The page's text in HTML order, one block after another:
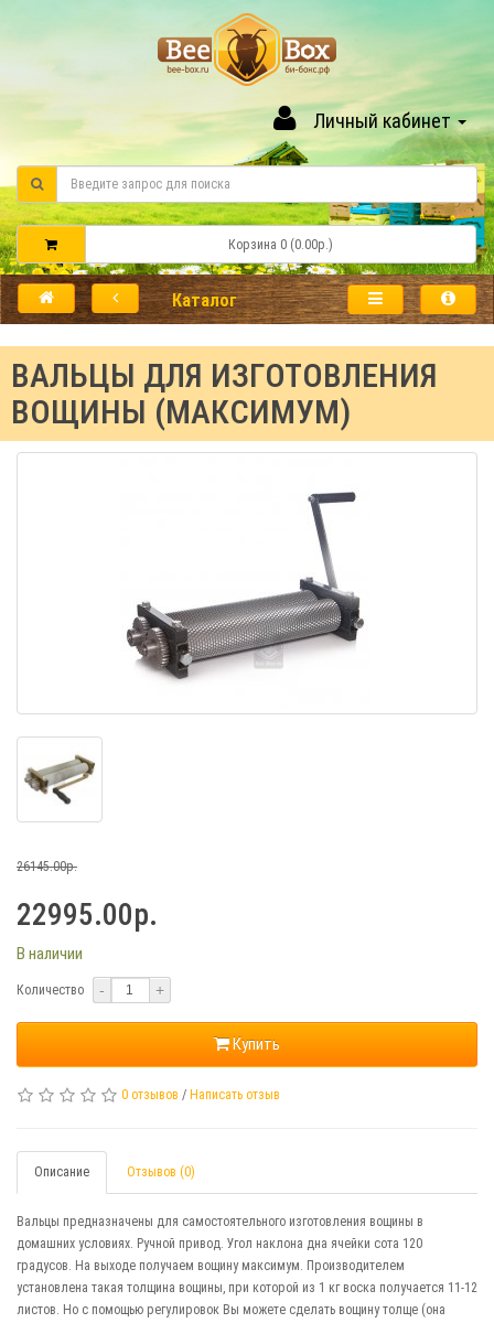
Личный кабинет
Корзина 0 (0.00р.)
Каталог
ВАЛЬЦЫ ДЛЯ ИЗГОТОВЛЕНИЯ
ВОЩИНЫ (МАКСИМУМ)
26145.00р.
22995.00р.
В наличии
Количество - +
Купить
0 отзывов / Написать отзыв
Описание Отзывов (0)
Вальцы предназначены для самостоятельного изготовления вощины в
домашних условиях. Ручной привод. Угол наклона дна ячейки сота 120
градусов. На выходе получаем вощину максимум. Производителем
установлена такая толщина вощины, при которой из 1 кг воска получается 11-12
листов. Но с помощью регулировок Вы можете сделать вощину толще (она